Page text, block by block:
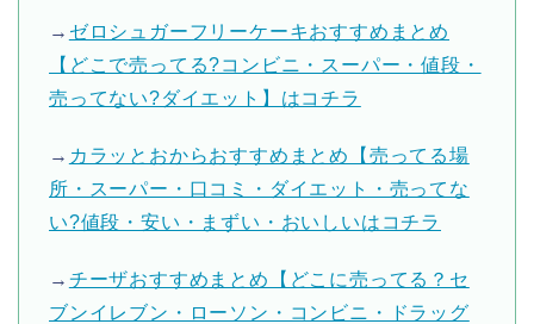
→ ゼロシュガーフリーケーキおすすめまとめ
【どこで売ってる?コンビニ・スーパー・値段・
売ってない?ダイエット】はコチラ
→ カラッとおからおすすめまとめ【売ってる場
所・スーパー・口コミ・ダイエット・売ってな
い?値段・安い・まずい・おいしいはコチラ
→ チーザおすすめまとめ【どこに売ってる？セ
ブンイレブン・ローソン・コンビニ・ドラッグ